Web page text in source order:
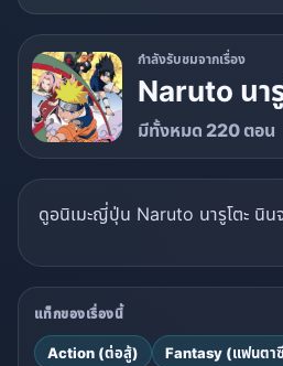
กำลังรับชมจากเรื่อง
Naruto นา
มีทั้งหมด 220 ตอน
ดูอนิเมะญี่ปุ่น Naruto นารูโตะ นิ
แท็กของเรื่องนี้
Action (ต่อสู้) Fantasy (แฟนตา